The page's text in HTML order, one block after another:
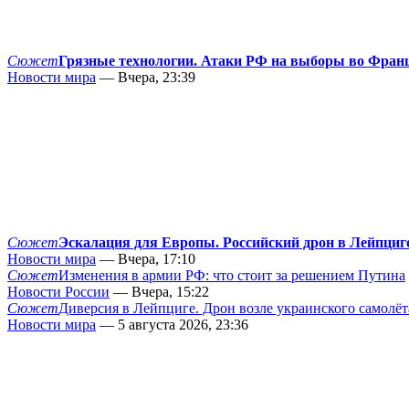
СюжетГрязные технологии. Атаки РФ на выборы во
Новости мира — Вчера, 23:39
СюжетЭскалация для Европы. Российский дрон в
Новости мира — Вчера, 17:10
СюжетИзменения в армии РФ: что стоит за решением Путина
Новости России — Вчера, 15:22
СюжетДиверсия в Лейпциге. Дрон возле украинского
Новости мира — 5 августа 2026, 23:36